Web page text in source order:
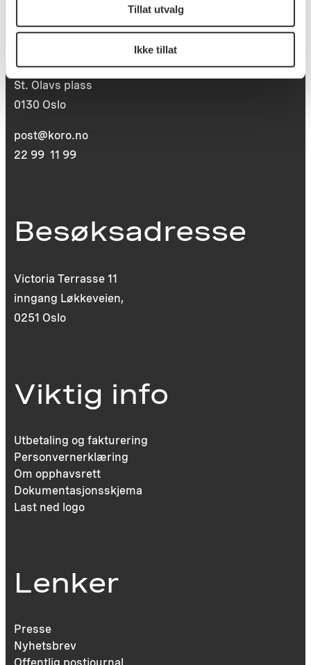
Tillat utvalg
Ikke tillat
Postadresse
Postboks 6994
St. Olavs plass
0130 Oslo
post@koro.no
22 99 11 99
Besøksadresse
Victoria Terrasse 11
inngang Løkkeveien,
0251 Oslo
Viktig info
Utbetaling og fakturering
Personvernerklæring
Om opphavsrett
Dokumentasjonsskjema
Last ned logo
Lenker
Presse
Nyhetsbrev
Offentlig postjournal